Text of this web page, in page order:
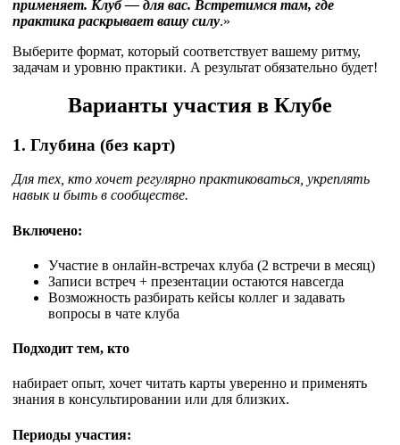
применяет. Клуб — для вас. Встретимся там, где
практика раскрывает вашу силу.»
Выберите формат, который соответствует вашему ритму,
задачам и уровню практики. А результат обязательно будет!
Варианты участия в Клубе
1. Глубина (без карт)
Для тех, кто хочет регулярно практиковаться, укреплять
навык и быть в сообществе.
Включено:
Участие в онлайн-встречах клуба (2 встречи в месяц)
Записи встреч + презентации остаются навсегда
Возможность разбирать кейсы коллег и задавать
вопросы в чате клуба
Подходит тем, кто
набирает опыт, хочет читать карты уверенно и применять
знания в консультировании или для близких.
Периоды участия: